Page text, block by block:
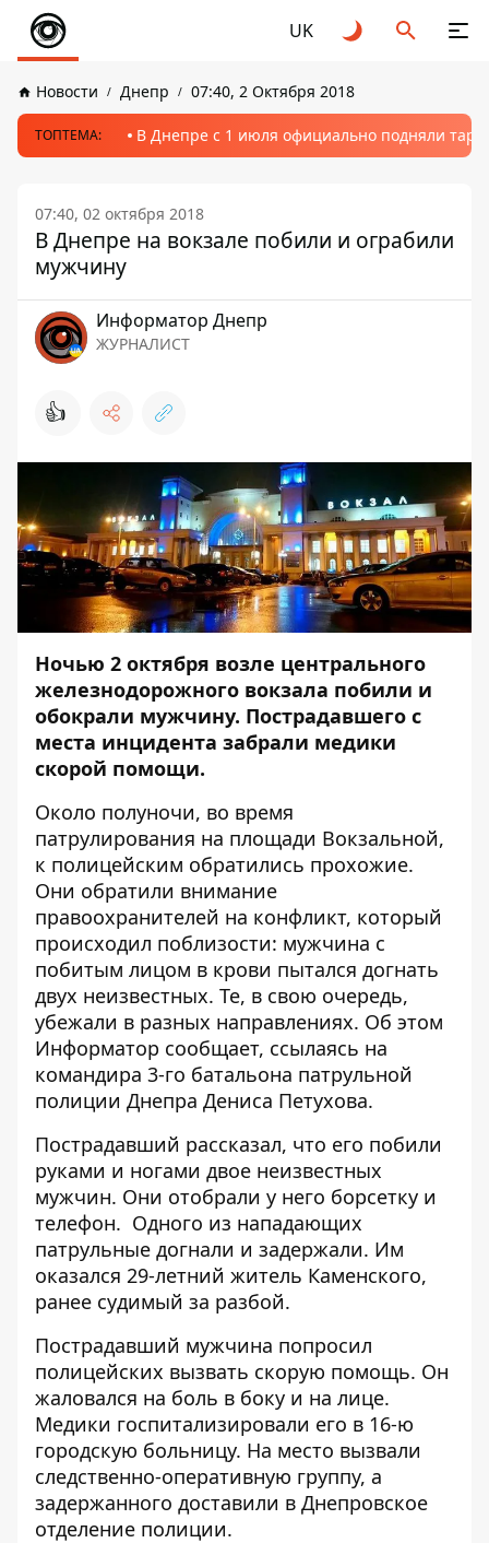
UK
Новости Днепр 07:40, 2 Октября 2018
ТОПТЕМА: В Днепре с 1 июля официально подняли
07:40, 02 октября 2018
В Днепре на вокзале побили и ограбили
мужчину
Информатор Днепр
ЖУРНАЛИСТ
👍
Ночью 2 октября возле центрального
железнодорожного вокзала побили и
обокрали мужчину. Пострадавшего с
места инцидента забрали медики
скорой помощи.
Около полуночи, во время
патрулирования на площади Вокзальной,
к полицейским обратились прохожие.
Они обратили внимание
правоохранителей на конфликт, который
происходил поблизости: мужчина с
побитым лицом в крови пытался догнать
двух неизвестных. Те, в свою очередь,
убежали в разных направлениях. Об этом
Информатор сообщает, ссылаясь на
командира 3-го батальона патрульной
полиции Днепра Дениса Петухова.
Пострадавший рассказал, что его побили
руками и ногами двое неизвестных
мужчин. Они отобрали у него борсетку и
телефон. Одного из нападающих
патрульные догнали и задержали. Им
оказался 29-летний житель Каменского,
ранее судимый за разбой.
Пострадавший мужчина попросил
полицейских вызвать скорую помощь. Он
жаловался на боль в боку и на лице.
Медики госпитализировали его в 16-ю
городскую больницу. На место вызвали
следственно-оперативную группу, а
задержанного доставили в Днепровское
отделение полиции.